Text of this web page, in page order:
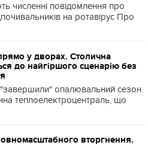
численні повідомлення про
на ротавірус Про
у дворах. Столична
до найгіршого сценарію без
опалювальний сезон
теплоелектроцентраль, що
вторгнення.